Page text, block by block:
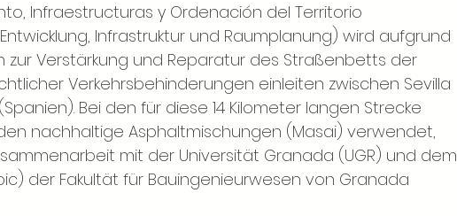
Infraestructuras y Ordenación del Territorio
Infrastruktur und Raumplanung) wird aufgrund
zur Verstärkung und Reparatur des Straßenbetts der
Verkehrsbehinderungen einleiten zwischen Sevilla
Bei den für diese 14 Kilometer langen Strecke
nachhaltige Asphaltmischungen (Masai) verwendet,
mit der Universität Granada (UGR) und dem
der Fakultät für Bauingenieurwesen von Granada